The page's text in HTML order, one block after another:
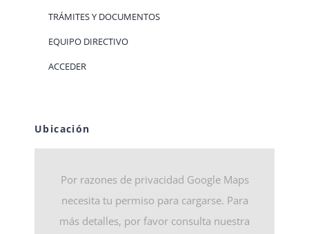
TRÁMITES Y DOCUMENTOS
EQUIPO DIRECTIVO
ACCEDER
Ubicación
Por razones de privacidad Google Maps
necesita tu permiso para cargarse. Para
más detalles, por favor consulta nuestra